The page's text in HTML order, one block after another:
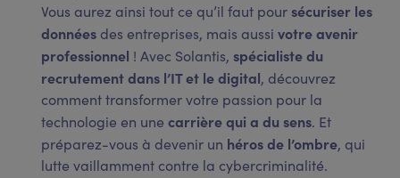
Vous aurez ainsi tout ce qu’il faut pour sécuriser les
données des entreprises, mais aussi votre avenir
professionnel ! Avec Solantis, spécialiste du
recrutement dans l’IT et le digital, découvrez
comment transformer votre passion pour la
technologie en une carrière qui a du sens. Et
préparez-vous à devenir un héros de l’ombre, qui
lutte vaillamment contre la cybercriminalité.